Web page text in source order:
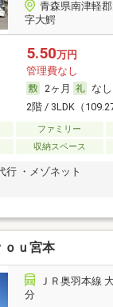
青森県南津軽
字大鰐
5.50万円
管理費なし
2ヶ月
なし
2階 / 3LDK（
ファミリー
収納スペース
行 ・メゾネット
ｏｕ宮本
ＪＲ奥羽本線
分